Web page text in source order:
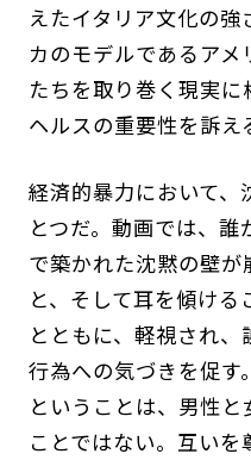
えたイタリア文化の
カのモデルであるア
たちを取り巻く現実
ヘルスの重要性を訴え
経済的暴力において
とつだ。動画では、
で築かれた沈黙の壁
と、そして耳を傾け
とともに、軽視され
行為への気づきを促す
ということは、男性
ことではない。互い